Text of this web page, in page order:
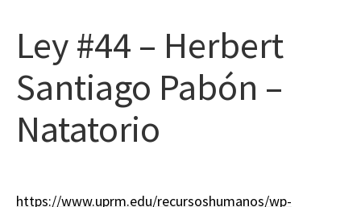
Ley #44 – Herbert
Santiago Pabón –
Natatorio
https://www.uprm.edu/recursoshumanos/wp-